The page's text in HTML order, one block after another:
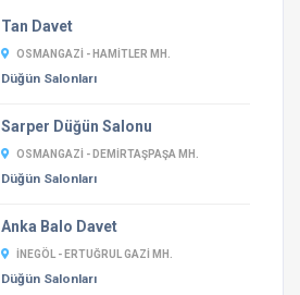
Tan Davet
OSMANGAZI - HAMITLER MH.
Düğün Salonları
Sarper Düğün Salonu
OSMANGAZI - DEMIRTAŞPAŞA MH.
Düğün Salonları
Anka Balo Davet
İNEGÖL - ERTUĞRUL GAZI MH.
Düğün Salonları